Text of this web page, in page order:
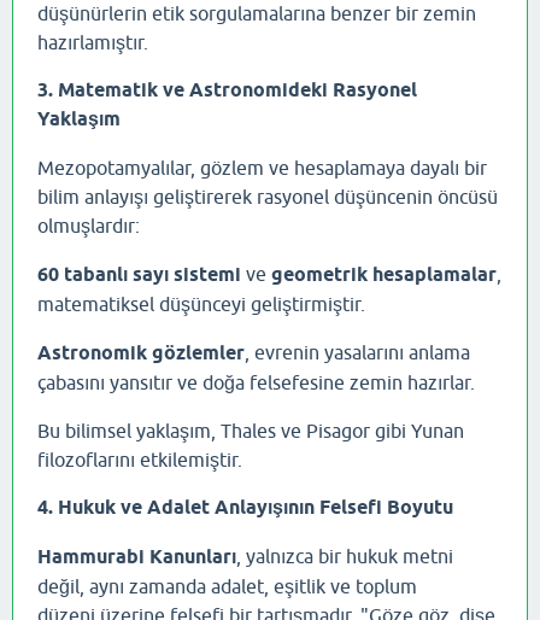
düşünürlerin etik sorgulamalarına benzer bir zemin
hazırlamıştır.
3. Matematik ve Astronomideki Rasyonel
Yaklaşım
Mezopotamyalılar, gözlem ve hesaplamaya dayalı bir
bilim anlayışı geliştirerek rasyonel düşüncenin öncüsü
olmuşlardır:
60 tabanlı sayı sistemi ve geometrik hesaplamalar
matematiksel düşünceyi geliştirmiştir.
Astronomik gözlemler , evrenin yasalarını anlama
çabasını yansıtır ve doğa felsefesine zemin hazırlar.
Bu bilimsel yaklaşım, Thales ve Pisagor gibi Yunan
filozoflarını etkilemiştir.
4. Hukuk ve Adalet Anlayışının Felsefi Boyutu
Hammurabi Kanunları , yalnızca bir hukuk metni
değil, aynı zamanda adalet, eşitlik ve toplum
düzeni üzerine felsefi bir tartışmadır. "Göze göz, dişe